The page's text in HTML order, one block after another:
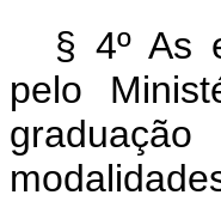
§ 4º As
pelo
graduação